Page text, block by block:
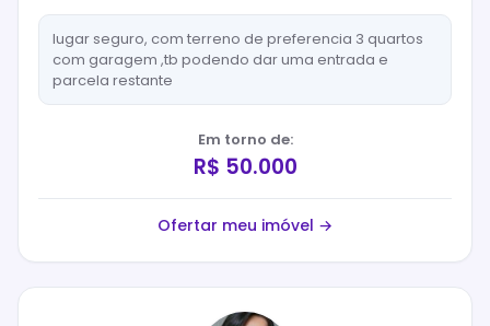
lugar seguro, com terreno de preferencia 3 quartos
com garagem ,tb podendo dar uma entrada e
parcela restante
Em torno de:
R$ 50.000
Ofertar meu imóvel →